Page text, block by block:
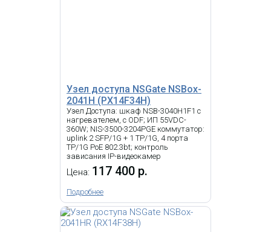
Узел доступа NSGate NSBox-
2041H (PX14F34H)
Узел Доступа: шкаф NSB-3040H1F1 с
нагревателем, с ODF; ИП 55VDC-
360W; NIS-3500-3204PGE коммутатор:
uplink 2 SFP/1G + 1 TP/1G, 4 порта
TP/1G PoE 802.3bt; контроль
зависания IP-видеокамер
Цена: 117 400 р.
Подробнее